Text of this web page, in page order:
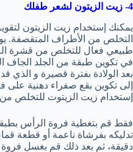
4- زيت الزيتون لشعر طفلك
يمكنك إستخدام زيت الزيتون
التخلص من الأطراف المتقصفة.
طبيعي فعال للتخلص من قشرة
في تكوين طبقة من الجلد
بعد الولادة بفترة قصيرة و الذي
إلى تكوين بقع صفراء دهنية على
إستخدام زيت الزيتوت للتخلص من
فقط قم بتغطية فروة الرأس
دقيقة، ثم بعد ذلك قم بغسل